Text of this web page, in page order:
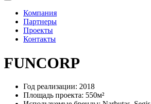
Компания
Партнеры
Проекты
Контакты
FUNCORP
Год реализации: 2018
Площадь проекта: 550м²